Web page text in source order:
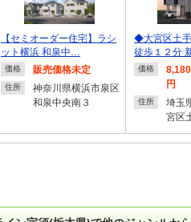
【セミオーダー住宅】ラシ
ット横浜 和泉中…
価格 販売価格未定
住所
神奈川県横浜市泉区
和泉中央南３
◆大宮区土
徒歩１２分
価格
円
住所
埼玉
宮区